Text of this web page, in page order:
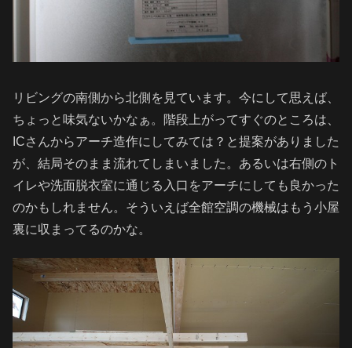
リビングの南側から北側を見ています。今にして思えば、
ちょっと味気ないかなぁ。階段上がってすぐのところは、
ICさんからアーチ造作にしてみては？と提案がありました
が、結局そのまま流れてしまいました。あるいは右側のト
イレや洗面脱衣室に通じる入口をアーチにしても良かった
のかもしれません。そういえば全館空調の機械はもう小屋
裏に収まってるのかな。